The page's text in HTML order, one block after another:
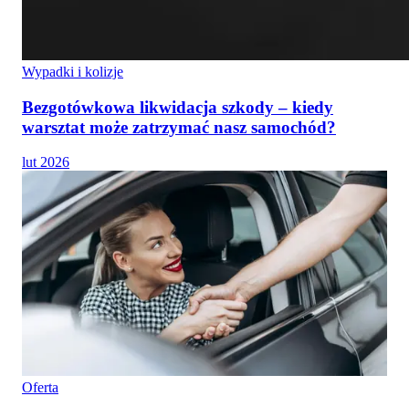
Wypadki i kolizje
Bezgotówkowa likwidacja szkody – kiedy
warsztat może zatrzymać nasz samochód?
lut 2026
Oferta